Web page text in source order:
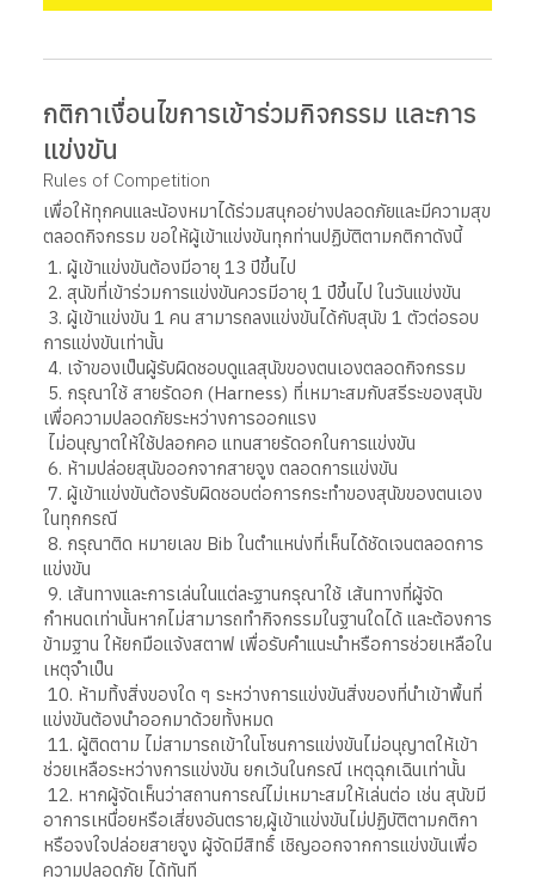
กติกาเงื่อนไขการเข้าร่วมกิจกรรม และการ
แข่งขัน
Rules of Competition
เพื่อให้ทุกคนและน้องหมาได้ร่วมสนุกอย่างปลอดภัยและมีความสุข
ตลอดกิจกรรม ขอให้ผู้เข้าแข่งขันทุกท่านปฏิบัติตามกติกาดังนี้
1. ผู้เข้าแข่งขันต้องมีอายุ 13 ปีขึ้นไป
2. สุนัขที่เข้าร่วมการแข่งขันควรมีอายุ 1 ปีขึ้นไป ในวันแข่งขัน
3. ผู้เข้าแข่งขัน 1 คน สามารถลงแข่งขันได้กับสุนัข 1 ตัวต่อรอบ
การแข่งขันเท่านั้น
4. เจ้าของเป็นผู้รับผิดชอบดูแลสุนัขของตนเองตลอดกิจกรรม
5. กรุณาใช้ สายรัดอก (Harness) ที่เหมาะสมกับสรีระของสุนัข
เพื่อความปลอดภัยระหว่างการออกแรง
ไม่อนุญาตให้ใช้ปลอกคอ แทนสายรัดอกในการแข่งขัน
6. ห้ามปล่อยสุนัขออกจากสายจูง ตลอดการแข่งขัน
7. ผู้เข้าแข่งขันต้องรับผิดชอบต่อการกระทำของสุนัขของตนเอง
ในทุกกรณี
8. กรุณาติด หมายเลข Bib ในตำแหน่งที่เห็นได้ชัดเจนตลอดการ
แข่งขัน
9. เส้นทางและการเล่นในแต่ละฐานกรุณาใช้ เส้นทางที่ผู้จัด
กำหนดเท่านั้นหากไม่สามารถทำกิจกรรมในฐานใดได้ และต้องการ
ข้ามฐาน ให้ยกมือแจ้งสตาฟ เพื่อรับคำแนะนำหรือการช่วยเหลือใน
เหตุจำเป็น
10. ห้ามทิ้งสิ่งของใด ๆ ระหว่างการแข่งขันสิ่งของที่นำเข้าพื้นที่
แข่งขันต้องนำออกมาด้วยทั้งหมด
11. ผู้ติดตาม ไม่สามารถเข้าในโซนการแข่งขันไม่อนุญาตให้เข้า
ช่วยเหลือระหว่างการแข่งขัน ยกเว้นในกรณี เหตุฉุกเฉินเท่านั้น
12. หากผู้จัดเห็นว่าสถานการณ์ไม่เหมาะสมให้เล่นต่อ เช่น สุนัขมี
อาการเหนื่อยหรือเสี่ยงอันตราย,ผู้เข้าแข่งขันไม่ปฏิบัติตามกติกา
หรือจงใจปล่อยสายจูง ผู้จัดมีสิทธิ์ เชิญออกจากการแข่งขันเพื่อ
ความปลอดภัย ได้ทันที